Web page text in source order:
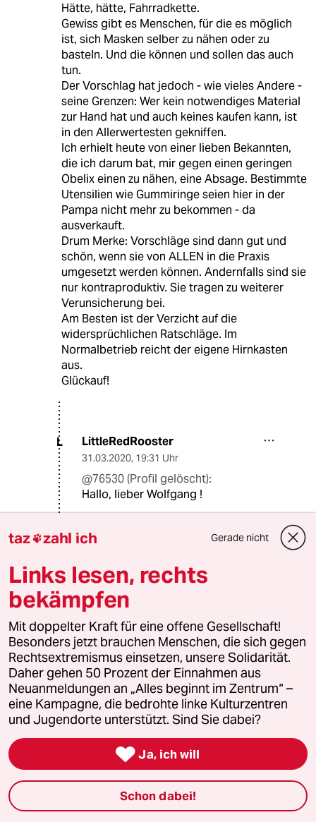
Hätte, hätte, Fahrradkette.
Gewiss gibt es Menschen, für die es möglich
ist, sich Masken selber zu nähen oder zu
basteln. Und die können und sollen das auch
tun.
Der Vorschlag hat jedoch - wie vieles Andere -
seine Grenzen: Wer kein notwendiges Material
zur Hand hat und auch keines kaufen kann, ist
in den Allerwertesten gekniffen.
Ich erhielt heute von einer lieben Bekannten,
die ich darum bat, mir gegen einen geringen
Obelix einen zu nähen, eine Absage. Bestimmte
Utensilien wie Gummiringe seien hier in der
Pampa nicht mehr zu bekommen - da
ausverkauft.
Drum Merke: Vorschläge sind dann gut und
schön, wenn sie von ALLEN in die Praxis
umgesetzt werden können. Andernfalls sind sie
nur kontraproduktiv. Sie tragen zu weiterer
Verunsicherung bei.
Am Besten ist der Verzicht auf die
widersprüchlichen Ratschläge. Im
Normalbetrieb reicht der eigene Hirnkasten
aus.
Glückauf!
L LittleRedRooster
31.03.2020, 19:31 Uhr
@76530 (Profil gelöscht):
Hallo, lieber Wolfgang !
verstehen. Als Vertreter des
nicht nur in gewisse Jahre
gekommen die es uns schon sehr
schwer fallen läßt uns jetzt noch mit
Nadel und Faden die klammen Finger
zerstechen zu wollen. Vom
"Handarbeitsunterricht" in unseren
Volksschulen waren wir einst
ausgeschlossen und zum "Werken"
und Fußballspiel verdonnert worden.
Textile Fertigkeiten blieben den
Mädels vorbehalten - und wenn wir
ehrlich sind: echten Neid gab es da
eigentlich gar nicht, oder? Aber nun
sitzen wir da mit Hammer und Fußball
und sollen damit eine
Atemschutzmaske zimmern? Nee,
taz zahl ich Gerade nicht
Links lesen, rechts
bekämpfen
Mit doppelter Kraft für eine offene Gesellschaft!
Besonders jetzt brauchen Menschen, die sich gegen
Rechtsextremismus einsetzen, unsere Solidarität.
Daher gehen 50 Prozent der Einnahmen aus
Neuanmeldungen an „Alles beginnt im Zentrum“ –
eine Kampagne, die bedrohte linke Kulturzentren
und Jugendorte unterstützt. Sind Sie dabei?
 Ja, ich will
Schon dabei!